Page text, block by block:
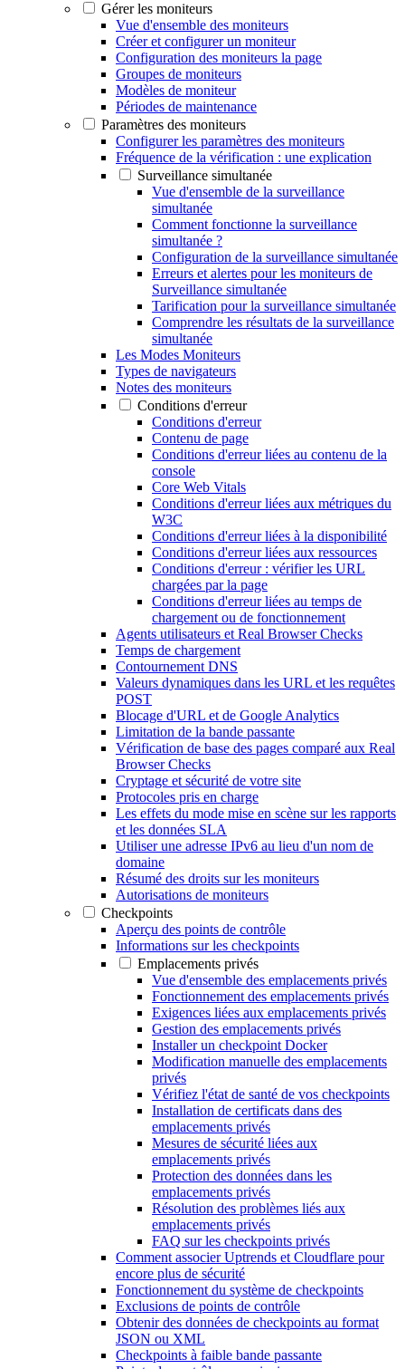
Gérer les moniteurs
Vue d'ensemble des moniteurs
Créer et configurer un moniteur
Configuration des moniteurs la page
Groupes de moniteurs
Modèles de moniteur
Périodes de maintenance
Paramètres des moniteurs
Configurer les paramètres des moniteurs
Fréquence de la vérification : une explication
Surveillance simultanée
Vue d'ensemble de la surveillance
simultanée
Comment fonctionne la surveillance
simultanée ?
Configuration de la surveillance simultanée
Erreurs et alertes pour les moniteurs de
Surveillance simultanée
Tarification pour la surveillance simultanée
Comprendre les résultats de la surveillance
simultanée
Les Modes Moniteurs
Types de navigateurs
Notes des moniteurs
Conditions d'erreur
Conditions d'erreur
Contenu de page
Conditions d'erreur liées au contenu de la
console
Core Web Vitals
Conditions d'erreur liées aux métriques du
W3C
Conditions d'erreur liées à la disponibilité
Conditions d'erreur liées aux ressources
Conditions d'erreur : vérifier les URL
chargées par la page
Conditions d'erreur liées au temps de
chargement ou de fonctionnement
Agents utilisateurs et Real Browser Checks
Temps de chargement
Contournement DNS
Valeurs dynamiques dans les URL et les requêtes
POST
Blocage d'URL et de Google Analytics
Limitation de la bande passante
Vérification de base des pages comparé aux Real
Browser Checks
Cryptage et sécurité de votre site
Protocoles pris en charge
Les effets du mode mise en scène sur les rapports
et les données SLA
Utiliser une adresse IPv6 au lieu d'un nom de
domaine
Résumé des droits sur les moniteurs
Autorisations de moniteurs
Checkpoints
Aperçu des points de contrôle
Informations sur les checkpoints
Emplacements privés
Vue d'ensemble des emplacements privés
Fonctionnement des emplacements privés
Exigences liées aux emplacements privés
Gestion des emplacements privés
Installer un checkpoint Docker
Modification manuelle des emplacements
privés
Vérifiez l'état de santé de vos checkpoints
Installation de certificats dans des
emplacements privés
Mesures de sécurité liées aux
emplacements privés
Protection des données dans les
emplacements privés
Résolution des problèmes liés aux
emplacements privés
FAQ sur les checkpoints privés
Comment associer Uptrends et Cloudflare pour
encore plus de sécurité
Fonctionnement du système de checkpoints
Exclusions de points de contrôle
Obtenir des données de checkpoints au format
JSON ou XML
Checkpoints à faible bande passante